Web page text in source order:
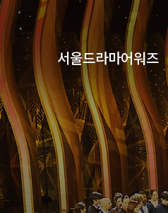
서울드라마어워즈
유튜브